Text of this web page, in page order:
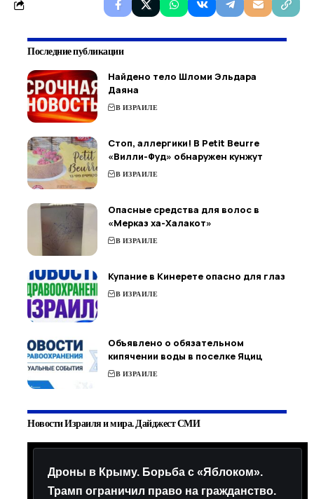
Последние публикации
Найдено тело Шломи Эльдара
Даяна
В ИЗРАИЛЕ
Стоп, аллергики! В Petit Beurre
«Вилли-Фуд» обнаружен кунжут
В ИЗРАИЛЕ
Опасные средства для волос в
«Мерказ ха-Халакот»
В ИЗРАИЛЕ
Купание в Кинерете опасно для глаз
В ИЗРАИЛЕ
Объявлено о обязательном
кипячении воды в поселке Яциц
В ИЗРАИЛЕ
Новости Израиля и мира. Дайджест СМИ